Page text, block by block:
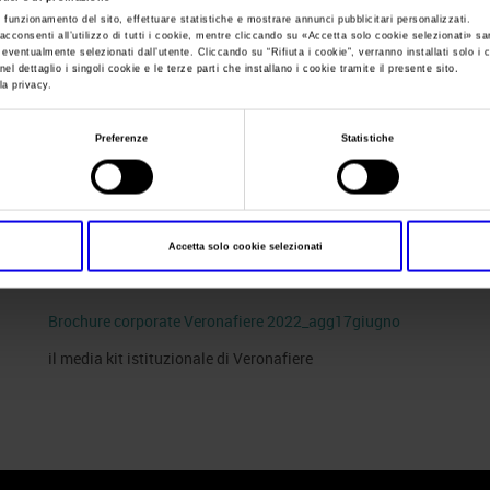
del sito, effettuare statistiche e mostrare annunci pubblicitari personalizzati.
all’utilizzo di tutti i cookie, mentre cliccando su «Accetta solo cookie selezionati»
selezionati dall’utente. Cliccando su “Rifiuta i cookie”, verranno installati solo i
dettaglio i singoli cookie e le terze parti che installano i cookie tramite il presente sito.
privacy.
Preferenze Statistiche
Accetta solo cookie selezionati
Sei in:Cartella stampa>Brochure corporate Veronafiere
Brochure
2022_agg17giugno
Brochure corporate Veronafiere 2022_agg17giugno
il media kit istituzionale di Veronafiere